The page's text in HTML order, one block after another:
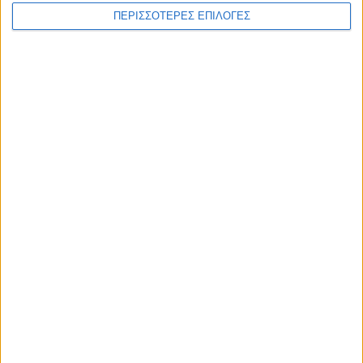
ΠΕΡΙΣΣΟΤΕΡΕΣ ΕΠΙΛΟΓΕΣ